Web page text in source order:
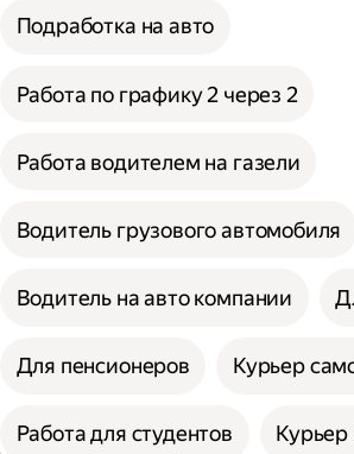
Подработка на авто
Работа по графику 2 через 2
Работа водителем на газели
Водитель грузового автомобиля
Водитель на авто компании
Для пенсионеров Курьер
Работа для студентов Курьер